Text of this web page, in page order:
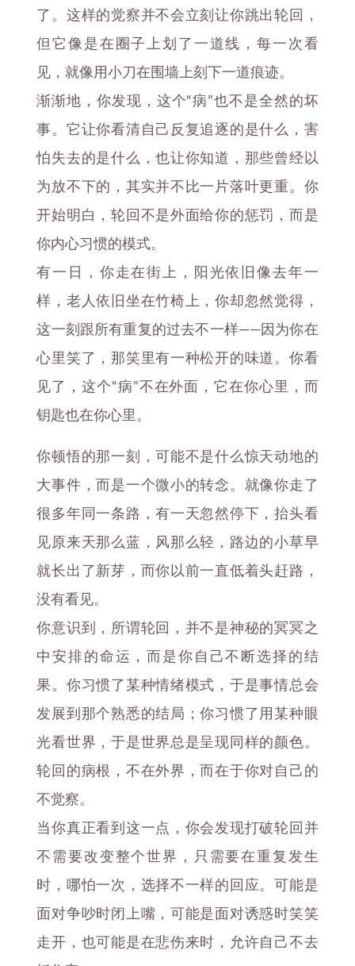
了。这样的觉察并不会立刻让你跳出轮回，
但它像是在圈子上划了一道线，每一次看
见，就像用小刀在围墙上刻下一道痕迹。
渐渐地，你发现，这个“病”也不是全然的坏
事。它让你看清自己反复追逐的是什么，害
怕失去的是什么，也让你知道，那些曾经以
为放不下的，其实并不比一片落叶更重。你
开始明白，轮回不是外面给你的惩罚，而是
你内心习惯的模式。
有一日，你走在街上，阳光依旧像去年一
样，老人依旧坐在竹椅上，你却忽然觉得，
这一刻跟所有重复的过去不一样——因为你在
心里笑了，那笑里有一种松开的味道。你看
见了，这个“病”不在外面，它在你心里，而
钥匙也在你心里。
你顿悟的那一刻，可能不是什么惊天动地的
大事件，而是一个微小的转念。就像你走了
很多年同一条路，有一天忽然停下，抬头看
见原来天那么蓝，风那么轻，路边的小草早
就长出了新芽，而你以前一直低着头赶路，
没有看见。
你意识到，所谓轮回，并不是神秘的冥冥之
中安排的命运，而是你自己不断选择的结
果。你习惯了某种情绪模式，于是事情总会
发展到那个熟悉的结局；你习惯了用某种眼
光看世界，于是世界总是呈现同样的颜色。
轮回的病根，不在外界，而在于你对自己的
不觉察。
当你真正看到这一点，你会发现打破轮回并
不需要改变整个世界，只需要在重复发生
时，哪怕一次，选择不一样的回应。可能是
面对争吵时闭上嘴，可能是面对诱惑时笑笑
走开，也可能是在悲伤来时，允许自己不去